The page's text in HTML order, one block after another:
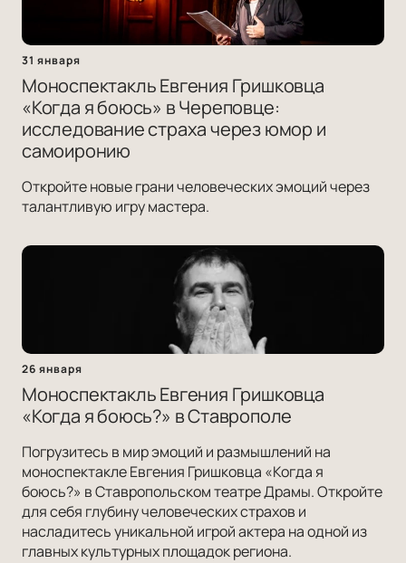
31 января
Моноспектакль Евгения Гришковца
«Когда я боюсь» в Череповце:
исследование страха через юмор и
самоиронию
Откройте новые грани человеческих эмоций через
талантливую игру мастера.
26 января
Моноспектакль Евгения Гришковца
«Когда я боюсь?» в Ставрополе
Погрузитесь в мир эмоций и размышлений на
моноспектакле Евгения Гришковца «Когда я
боюсь?» в Ставропольском театре Драмы. Откройте
для себя глубину человеческих страхов и
насладитесь уникальной игрой актера на одной из
главных культурных площадок региона.